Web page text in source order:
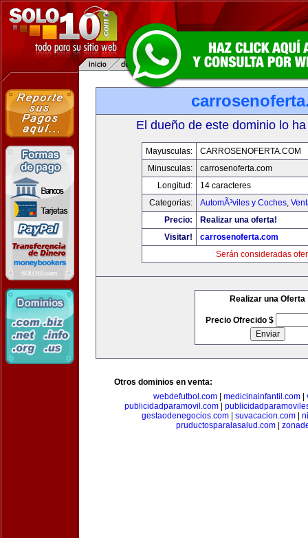
El dueño de este dominio lo
Mayusculas:
CARROSENOFERTA.COM
Minusculas:
carrosenoferta.com
Longitud:
14 caracteres
Categorias:
AutomÃ³viles y Coches,
Precio:
Realizar una oferta!
Visitar!
carrosenoferta.com
Serán consideradas
Realizar una Oferta
Precio Ofrecido $
Otros dominios en venta:
webdefutbol.com
medicinainfantil.com
publicidadparamovil.com
gestaodenegocios.com| suvacacion.com|
pruductosparalasalud.com|